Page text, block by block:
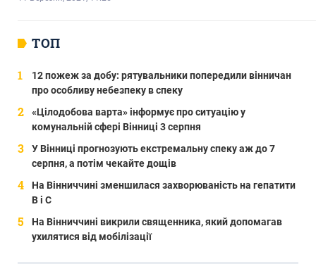
ТОП
12 пожеж за добу: рятувальники попередили вінничан
про особливу небезпеку в спеку
«Цілодобова варта» інформує про ситуацію у
комунальній сфері Вінниці 3 серпня
У Вінниці прогнозують екстремальну спеку аж до 7
серпня, а потім чекайте дощів
На Вінниччині зменшилася захворюваність на гепатити
В і С
На Вінниччині викрили священника, який допомагав
ухилятися від мобілізації